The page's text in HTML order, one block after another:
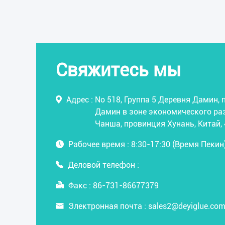
Свяжитесь мы
Адрес : No 518, Группа 5 Деревня
Дамин в зоне экономического
Чанша, провинция Хунань, Китай,
Рабочее время : 8:30-17:30 (Время
Деловой телефон :
Факс : 86-731-86677379
Электронная почта : sales2@deyiglue.com